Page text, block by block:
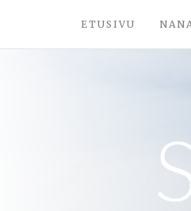
ETUSIVU